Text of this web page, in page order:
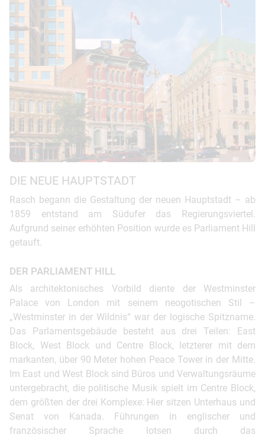
DIE NEUE HAUPTSTADT
Rasch begann die Gestaltung der neuen Hauptstadt – ab
1859 entstand am Südufer das Regierungsviertel.
Aufgrund seiner erhöhten Position wurde es Parliament Hill
getauft.
DER PARLIAMENT HILL
Als architektonisches Vorbild diente der Westminster
Palace von London mit seinem neogotischen Stil –
„Westminster in der Wildnis“ war der logische Spitzname.
Das Parlamentsgebäude besteht aus drei Teilen: East
Block, West Block und Centre Block, letzterer mit dem
markanten, über 90 Meter hohen Peace Tower in der Mitte.
Im East und West Block sind Büros und Verwaltungsräume
untergebracht, die politische Musik spielt im Centre Block,
dem größten der drei Komplexe: Hier sitzen Unterhaus und
Senat von Kanada. Führungen in englischer und
französischer Sprache lotsen durch das